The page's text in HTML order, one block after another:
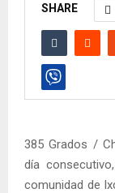
SHARE
385 Grados /
día
comunidad de